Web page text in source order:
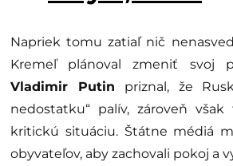
Napriek tomu zatiaľ nič
Kremeľ plánoval zmeniť svoj
Vladimir Putin priznal, že
nedostatku“ palív, zároveň
kritickú situáciu. Štátne médiá
obyvateľov, aby zachovali pokoj a